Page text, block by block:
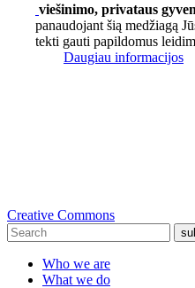
viešinimo, privataus
panaudojant šią medžiagą
tekti gauti papildomus
Daugiau informacijos
Creative Commons
Who we are
What we do